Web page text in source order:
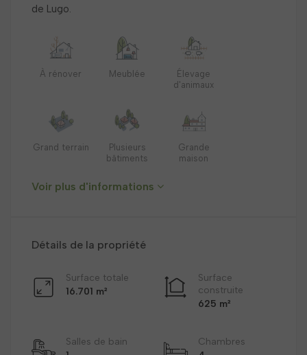
de Lugo.
À rénover Meublée
Élevage
d'animaux
Grand terrain
Plusieurs
bâtiments
Grande
maison
Voir plus d'informations
Détails de la propriété
Surface totale
16.701 m²
Surface
construite
625 m²
Salles de bain
Chambres